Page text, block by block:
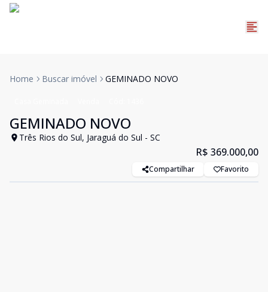
Home Buscar imóvel GEMINADO NOVO
GEMINADO NOVO
Três Rios do Sul, Jaraguá do Sul - SC
R$ 369.000,00
Compartilhar Favorito